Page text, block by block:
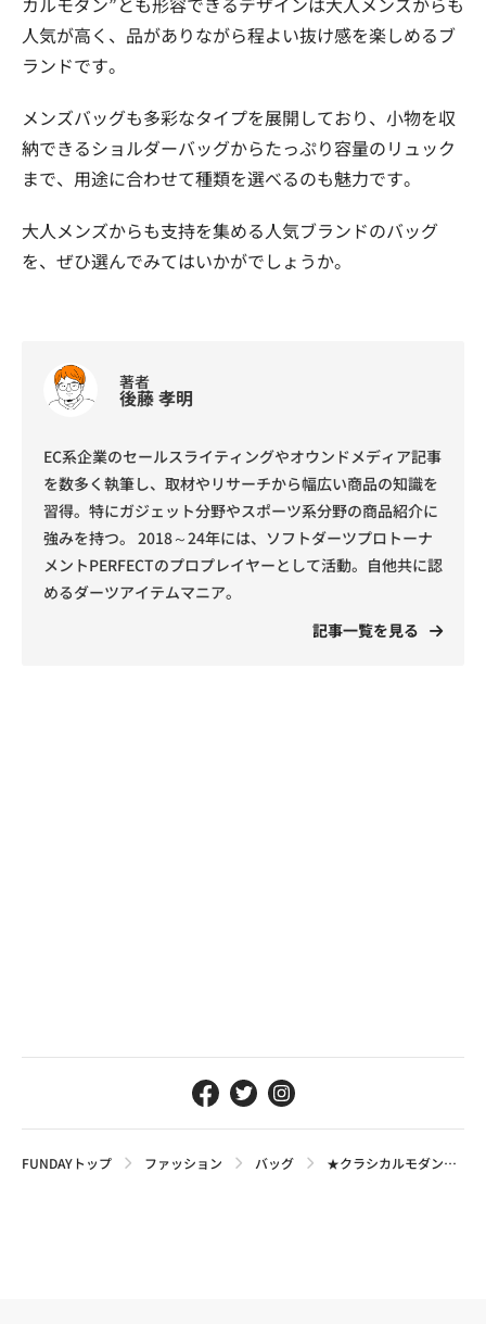
人気が高く、品がありながら程よい抜け感を楽しめるブ
ランドです。
メンズバッグも多彩なタイプを展開しており、小物を収
納できるショルダーバッグからたっぷり容量のリュック
まで、用途に合わせて種類を選べるのも魅力です。
大人メンズからも支持を集める人気ブランドのバッグ
を、ぜひ選んでみてはいかがでしょうか。
著者
後藤 孝明
EC系企業のセールスライティングやオウンドメディア記事
を数多く執筆し、取材やリサーチから幅広い商品の知識を
習得。特にガジェット分野やスポーツ系分野の商品紹介に
強みを持つ。 2018～24年には、ソフトダーツプロトーナ
メントPERFECTのプロプレイヤーとして活動。自他共に認
めるダーツアイテムマニア。
記事一覧を見る
FUNDAYトップ ファッション バッグ ★クラシカルモダンで使いやすい「トミーヒルフィガー」のおすすめメンズバッグ5選